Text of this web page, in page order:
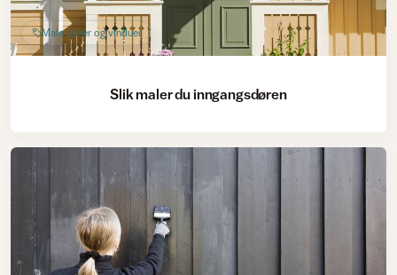
Male dører og vinduer
Slik maler du inngangsdøren